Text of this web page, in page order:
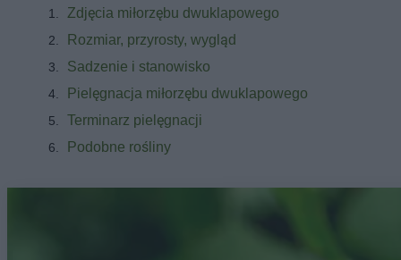
Zdjęcia miłorzębu dwuklapowego
Rozmiar, przyrosty, wygląd
Sadzenie i stanowisko
Pielęgnacja miłorzębu dwuklapowego
Terminarz pielęgnacji
Podobne rośliny